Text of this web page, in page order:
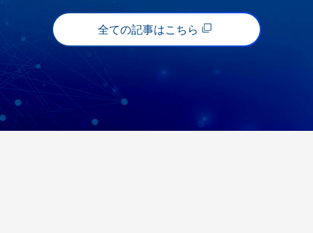
全ての記事はこちら